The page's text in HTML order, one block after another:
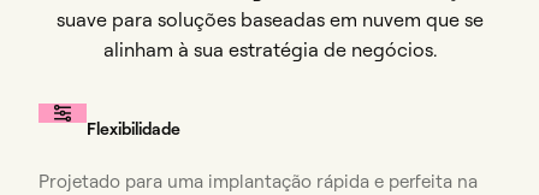
suave para soluções baseadas em nuvem que se
alinham à sua estratégia de negócios.
Flexibilidade
Projetado para uma implantação rápida e perfeita na